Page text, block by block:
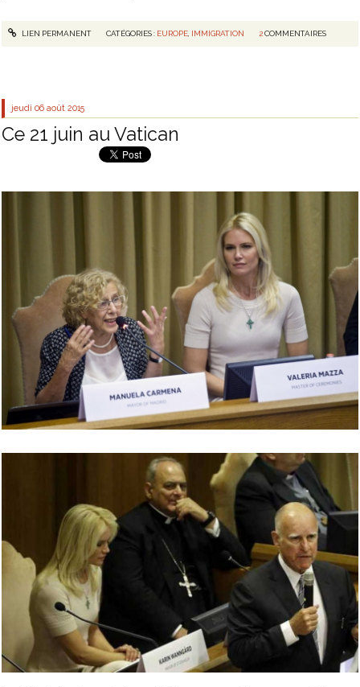
LIEN PERMANENT CATÉGORIES : EUROPE, IMMIGRATION 2COMMENTAIRES
jeudi 06 août 2015
Ce 21 juin au Vatican